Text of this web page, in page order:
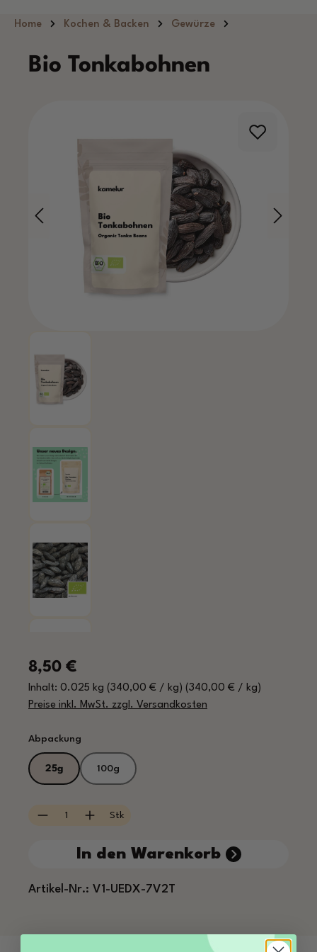
Hauptinhalt springen
Home Kochen & Backen Gewürze
Bio Tonkabohnen
Regulärer Preis:
8,50 €
Inhalt: 0.025 kg (340,00 € / kg) (340,00 € / kg)
Preise inkl. MwSt. zzgl. Versandkosten
Abpackung
25g 100g
Produkt Anzahl: Gib den gewünschten
Stk
In den Warenkorb
Artikel-Nr.: V1-UEDX-7V2T